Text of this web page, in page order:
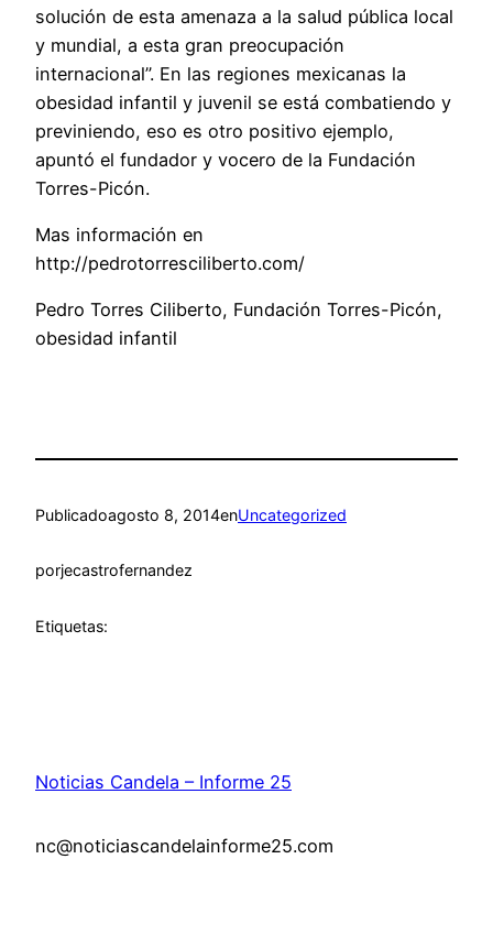
solución de esta amenaza a la salud pública local
y mundial, a esta gran preocupación
internacional”. En las regiones mexicanas la
obesidad infantil y juvenil se está combatiendo y
previniendo, eso es otro positivo ejemplo,
apuntó el fundador y vocero de la Fundación
Torres-Picón.
Mas información en
http://pedrotorresciliberto.com/
Pedro Torres Ciliberto, Fundación Torres-Picón,
obesidad infantil
Publicadoagosto 8, 2014enUncategorized
porjecastrofernandez
Etiquetas:
Noticias Candela – Informe 25
nc@noticiascandelainforme25.com